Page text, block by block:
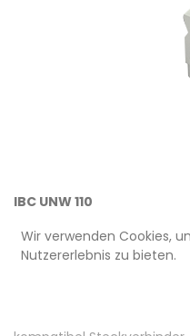
IBC UNW 110
UNIT - 1 x
1 Steckdose T13
2,5mm² halogenfreiem
Wir verwenden Cookies,
Nutzererlebnis zu bieten.